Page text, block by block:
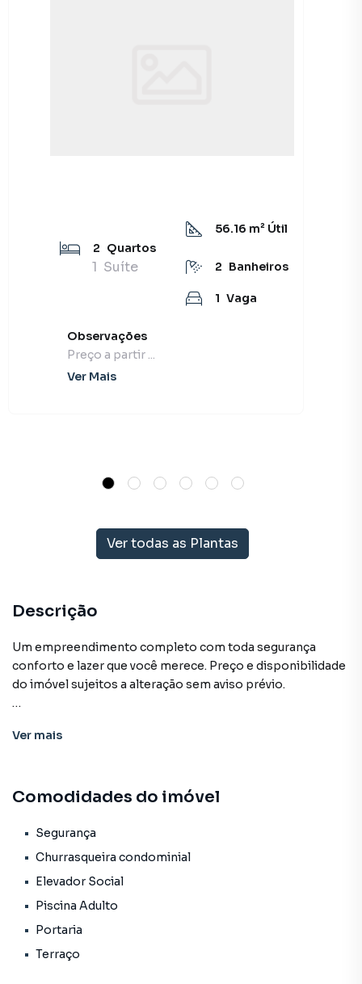
2 Quartos
1 Suíte
56.16 m² Útil
2 Banheiros
1 Vaga
Observações
Preço a partir ...
Ver Mais
Ver todas as Plantas
Descrição
Um empreendimento completo com toda segurança
conforto e lazer que você merece. Preço e disponibilidade
do imóvel sujeitos a alteração sem aviso prévio.
• Churrasqueira condominial
• Portaria
• Terraço
• Status: Em construção
bairro Jardim Cidade Universitária, em João Pessoa. Não
Ver mais
Comodidades do imóvel
Segurança
Churrasqueira condominial
Elevador Social
Piscina Adulto
Portaria
Terraço